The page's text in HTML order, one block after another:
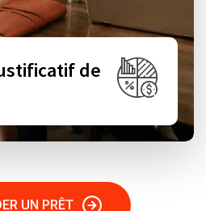
de
UN PRÊT